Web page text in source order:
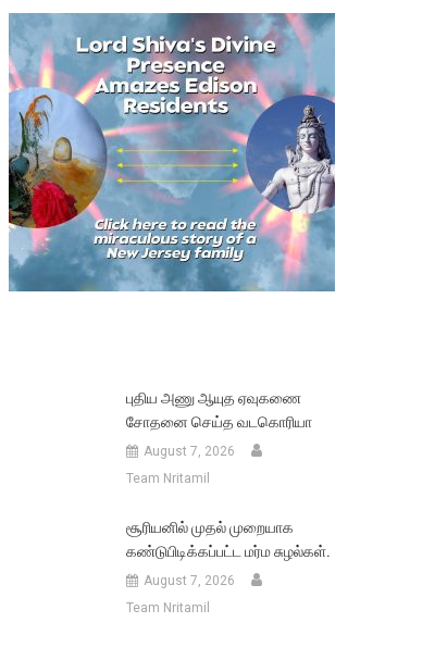
புதிய அணு ஆயுத ஏவுகணை
சோதனை செய்த வடகொரியா
August 7, 2026
Team Nritamil
சூரியனில் முதல் முறையாக
கண்டுபிடிக்கப்பட்ட மர்ம சுழல்கள்.
August 7, 2026
Team Nritamil